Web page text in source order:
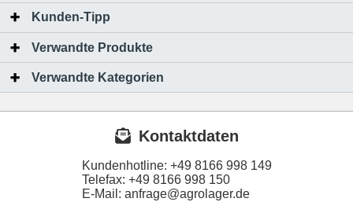
Kunden-Tipp
Verwandte Produkte
Verwandte Kategorien
Kontaktdaten
Kundenhotline: +49 8166 998 149
Telefax: +49 8166 998 150
E-Mail: anfrage@agrolager.de